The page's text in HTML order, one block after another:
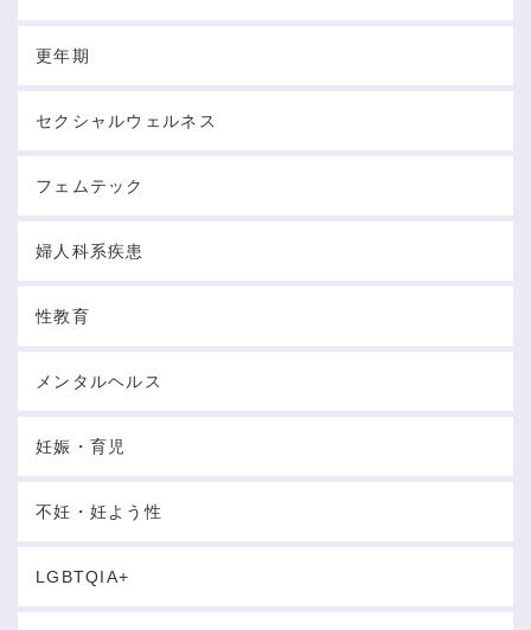
更年期
セクシャルウェルネス
フェムテック
婦人科系疾患
性教育
メンタルヘルス
妊娠・育児
不妊・妊よう性
LGBTQIA+